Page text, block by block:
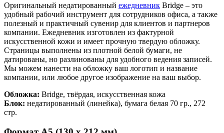
Оригинальный недатированный ежедневник Bridge – это
удобный рабочий инструмент для сотрудников офиса, а также
полезный и практичный сувенир для клиентов и партнеров
компании. Ежедневник изготовлен из фактурной
искусственной кожи и имеет прочную твердую обложку.
Страницы выполнены из плотной белой бумаги, не
датированы, но разлинованы для удобного ведения записей.
Мы можем нанести на обложку ваш логотип и название
компании, или любое другое изображение на ваш выбор.
Обложка: Bridge, твёрдая, искусственная кожа
Блок: недатированный (линейка), бумага белая 70 гр., 272
стр.